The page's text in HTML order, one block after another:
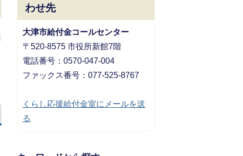
わせ先
大津市給付金コールセンター
〒520-8575 市役所新館7階
電話番号：0570-047-004
ファックス番号：077-525-8767
くらし応援給付金室にメールを送
る